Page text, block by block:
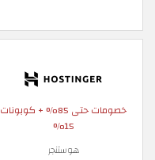
خصومات حتى 85% + كوبونات
15%
هوستنجر